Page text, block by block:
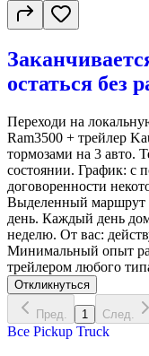
остаться без
Переходи на
Ram3500 + трейлер
тормозами на 3 авто.
состоянии. График: с
договоренности
Выделенный маршрут
день. Каждый день
неделю. От вас:
Минимальный опыт
трейлером любого
Откликнуться
Пред. 1 След.
Все Pickup Truck